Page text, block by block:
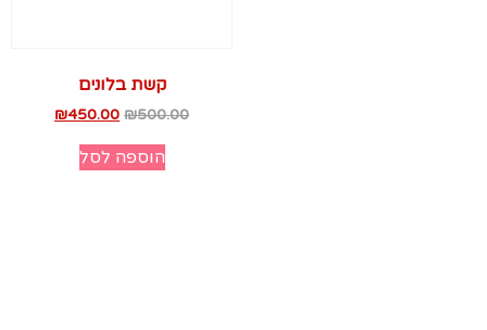
קשת בלונים
₪500.00
₪450.00
הוספה לסל